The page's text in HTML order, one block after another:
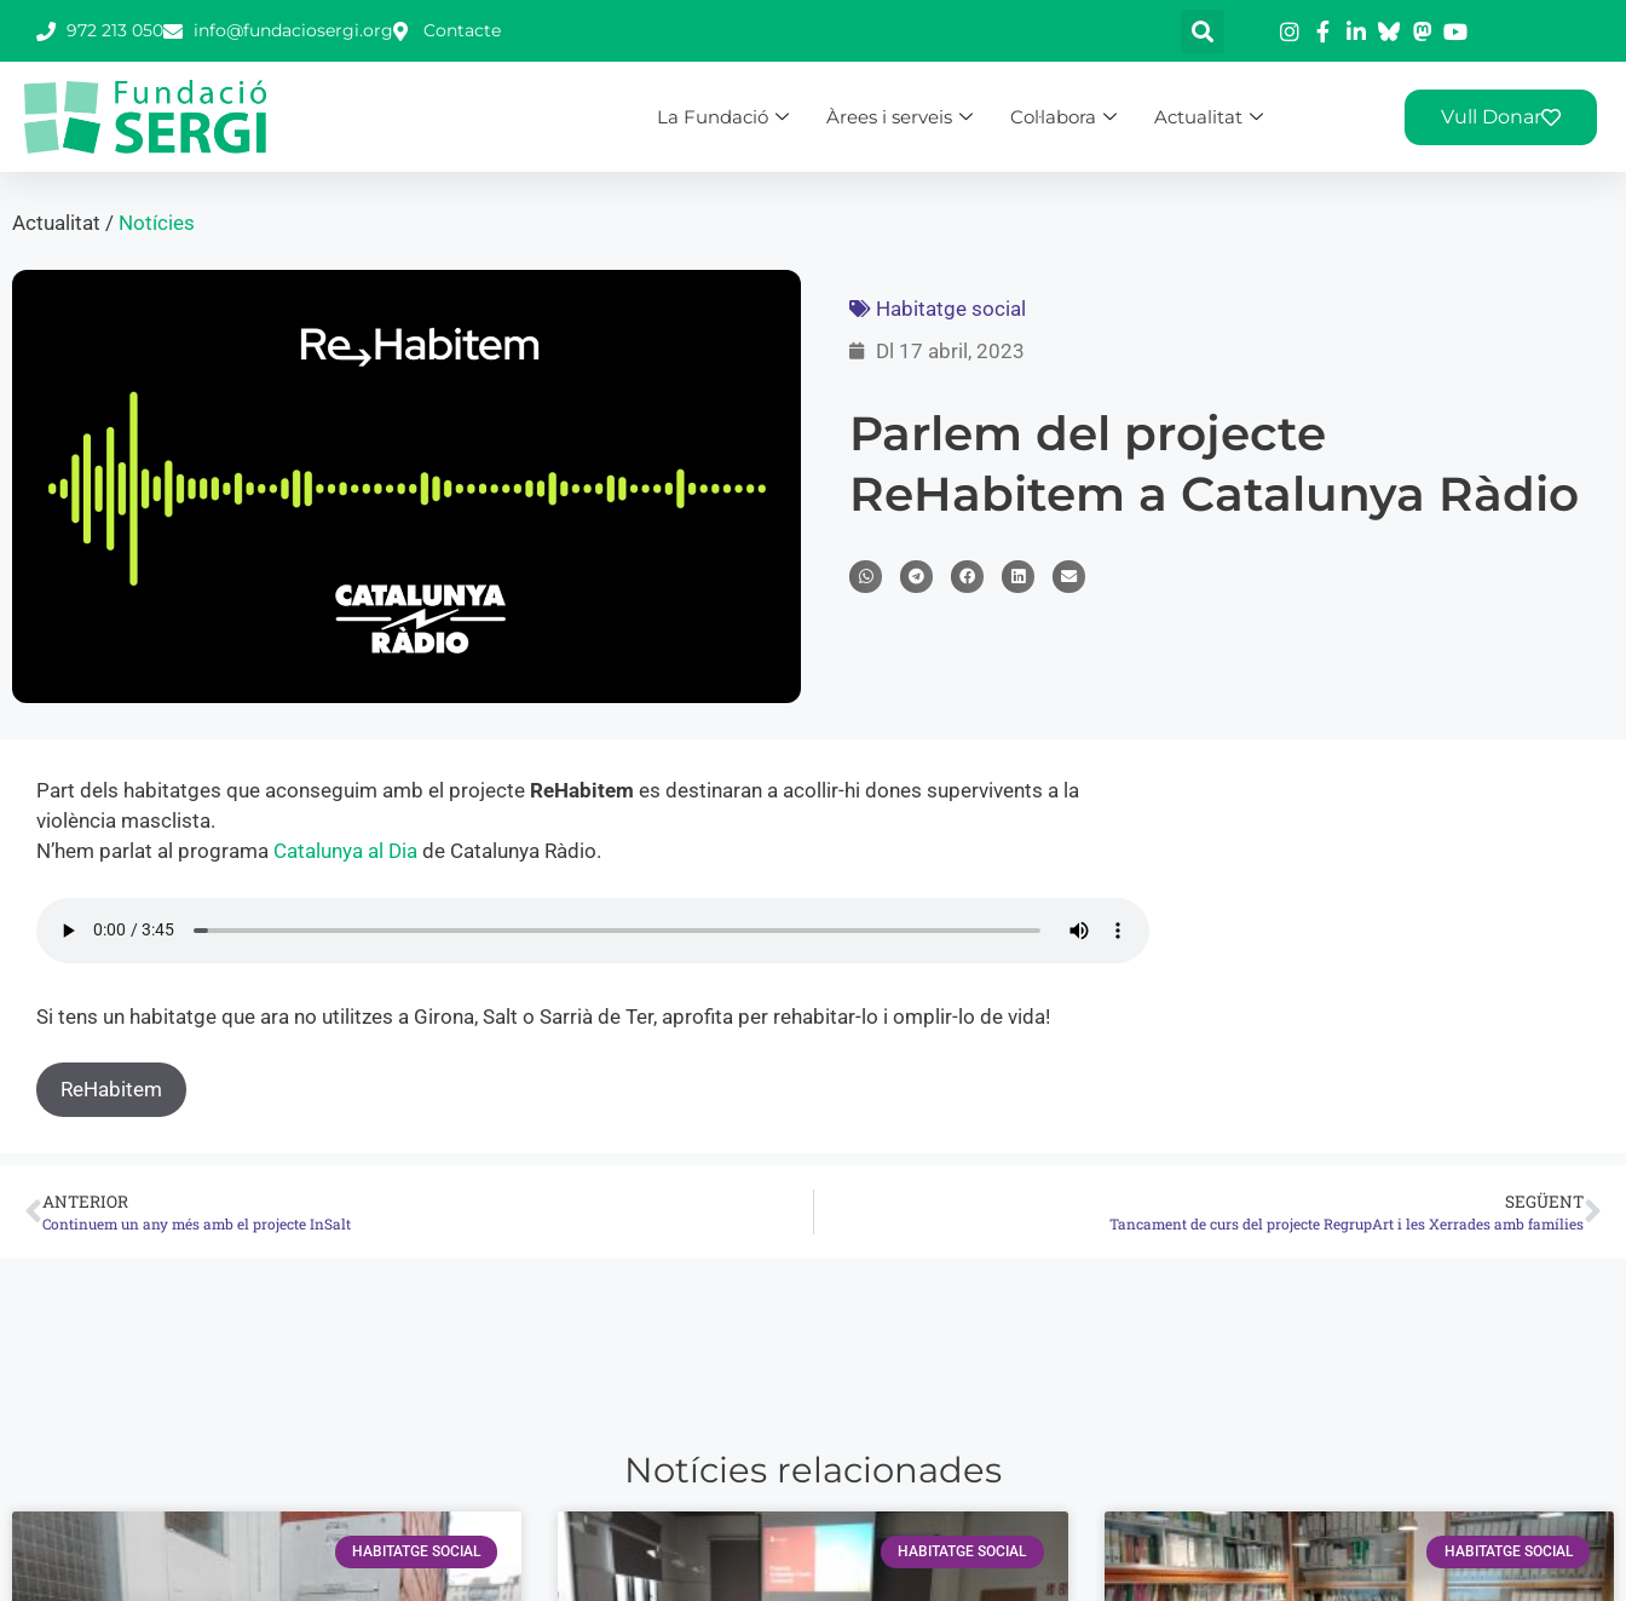
972 213 050 info@fundaciosergi.org Contacte
La Fundació Àrees i serveis Col·labora Actualitat Vull Donar
Actualitat / Notícies
Habitatge social
Dl 17 abril, 2023
Parlem del projecte
ReHabitem a Catalunya Ràdio
Part dels habitatges que aconseguim amb el projecte ReHabitem es destinaran a acollir-hi dones supervivents a la
violència masclista.
N’hem parlat al programa Catalunya al Dia de Catalunya Ràdio.
Si tens un habitatge que ara no utilitzes a Girona, Salt o Sarrià de Ter, aprofita per rehabitar-lo i omplir-lo de vida!
ReHabitem
ANTERIOR
Continuem un any més amb el projecte InSalt
SEGÜENT
Tancament de curs del projecte RegrupArt i les Xerrades amb famílies
Notícies relacionades
HABITATGE SOCIAL HABITATGE SOCIAL HABITATGE SOCIAL